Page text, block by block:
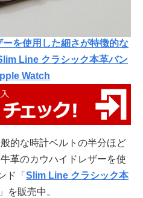
を使用した細さが特徴的な
Line クラシック本革バン
Watch
的な時計ベルトの半分ほど
革のカウハイドレザーを使
ド「 Slim Line クラシック本
」を販売中。